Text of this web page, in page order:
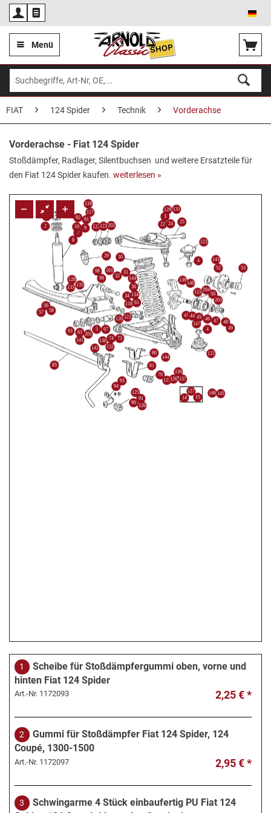
Menü
FIAT 124 Spider Technik Vorderachse
Vorderachse - Fiat 124 Spider
Stoßdämpfer, Radlager, Silentbuchsen und weitere Ersatzteile für
den Fiat 124 Spider kaufen. weiterlesen »
1
Scheibe für Stoßdämpfergummi oben, vorne und
hinten Fiat 124 Spider
Art.-Nr. 1172093 2,25 € *
2
Gummi für Stoßdämpfer Fiat 124 Spider, 124
Coupé, 1300-1500
Art.-Nr. 1172097 2,95 € *
3
Schwingarme 4 Stück einbaufertig PU Fiat 124